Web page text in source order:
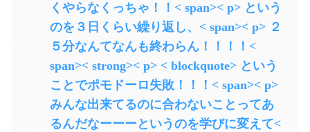
くやらなくっちゃ！！< span>< p> という
のを３日くらい繰り返し、< span>< p> ２
５分なんてなんも終わらん！！！！<
span>< strong>< p> < blockquote> という
ことでポモドーロ失敗！！！< span>< p>
みんな出来てるのに合わないことってあ
るんだなーーーというのを学びに変えて<